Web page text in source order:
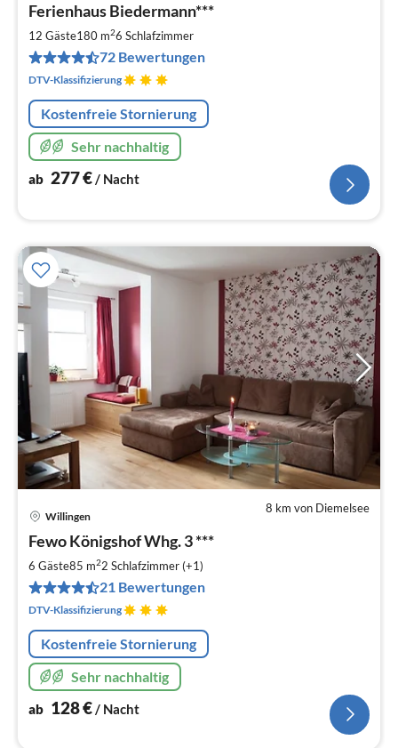
Ferienhaus Biedermann***
12 Gäste180 m26 Schlafzimmer
72 Bewertungen
DTV-Klassifizierung
Kostenfreie Stornierung
Sehr nachhaltig
ab 277€/ Nacht
8 km von Diemelsee
Willingen
Fewo Königshof Whg. 3 ***
6 Gäste85 m22 Schlafzimmer (+1)
21 Bewertungen
DTV-Klassifizierung
Kostenfreie Stornierung
Sehr nachhaltig
ab 128€ / Nacht